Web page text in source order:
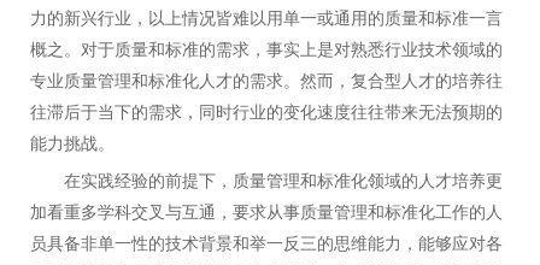
力的新兴行业，以上情况皆难以用单一或通用的质量和标准一言
概之。对于质量和标准的需求，事实上是对熟悉行业技术领域的
专业质量管理和标准化人才的需求。然而，复合型人才的培养往
往滞后于当下的需求，同时行业的变化速度往往带来无法预期的
能力挑战。
在实践经验的前提下，质量管理和标准化领域的人才培养更
加看重多学科交叉与互通，要求从事质量管理和标准化工作的人
员具备非单一性的技术背景和举一反三的思维能力，能够应对各